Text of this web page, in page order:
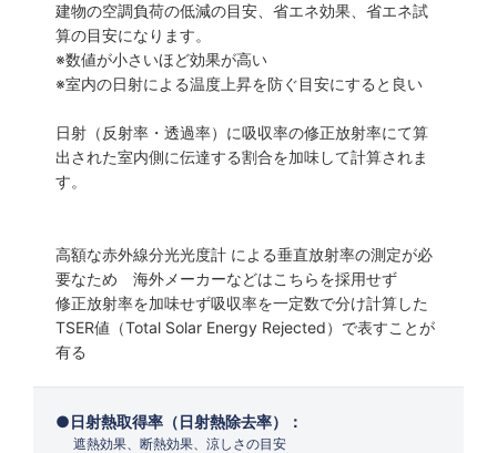
建物の空調負荷の低減の目安、省エネ効果、省エネ試
算の目安になります。
※数値が小さいほど効果が高い
※室内の日射による温度上昇を防ぐ目安にすると良い
日射（反射率・透過率）に吸収率の修正放射率にて算
出された室内側に伝達する割合を加味して計算されま
す。
高額な赤外線分光光度計 による垂直放射率の測定が必
要なため 海外メーカーなどはこちらを採用せず
修正放射率を加味せず吸収率を一定数で分け計算した
TSER値（Total Solar Energy Rejected）で表すことが
有る
日射熱取得率（日射熱除去率）：
遮熱効果、断熱効果、涼しさの目安